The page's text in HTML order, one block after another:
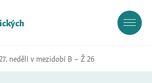
nedělí v mezidobí B – Ž 26